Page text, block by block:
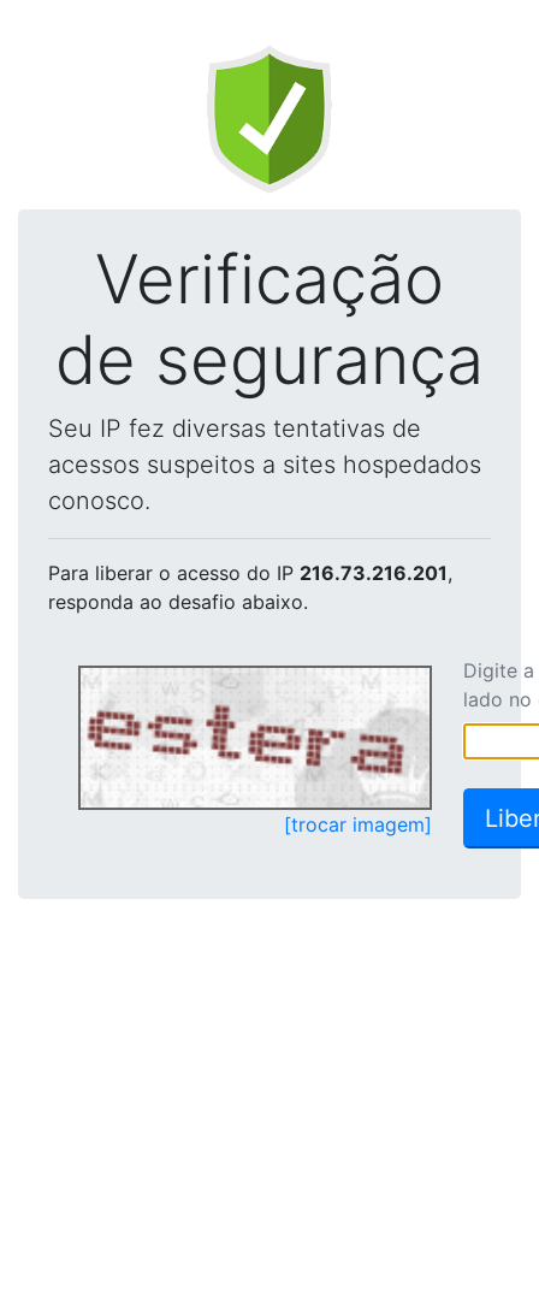
Verificação
de segurança
Seu IP fez diversas tentativas de
acessos suspeitos a sites hospedados
conosco.
Para liberar o acesso do IP 216.73.216.201,
responda ao desafio abaixo.
[trocar imagem]
Digite
lado no